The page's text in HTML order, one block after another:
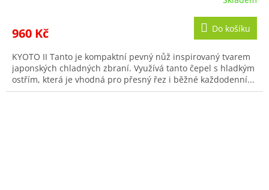
je
z
5
hvězdiček.
960 Kč Do košíku
KYOTO II Tanto je kompaktní pevný nůž inspirovaný tvarem
japonských chladných zbraní. Využívá tanto čepel s hladkým
ostřím, která je vhodná pro přesný řez i běžné každodenní...